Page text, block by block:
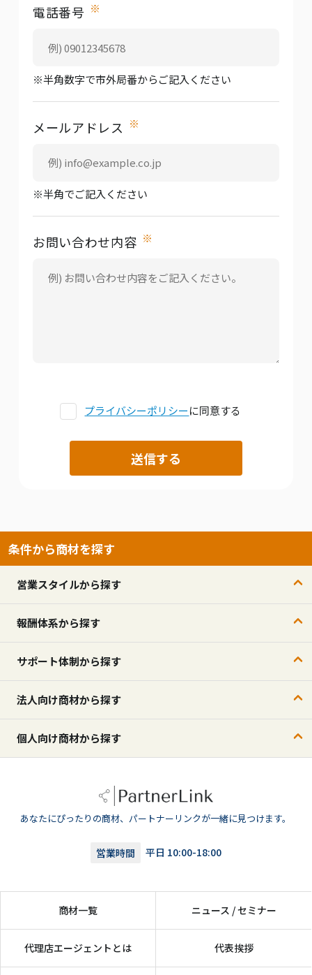
電話番号 ※
※半角数字で市外局番からご記入ください
メールアドレス ※
※半角でご記入ください
お問い合わせ内容 ※
プライバシーポリシーに同意する
条件から商材を探す
営業スタイルから探す
報酬体系から探す
サポート体制から探す
法人向け商材から探す
個人向け商材から探す
あなたにぴったりの商材、パートナーリンクが一緒に見つけます。
営業時間 平日 10:00-18:00
商材一覧 ニュース / セミナー
代理店エージェントとは 代表挨拶